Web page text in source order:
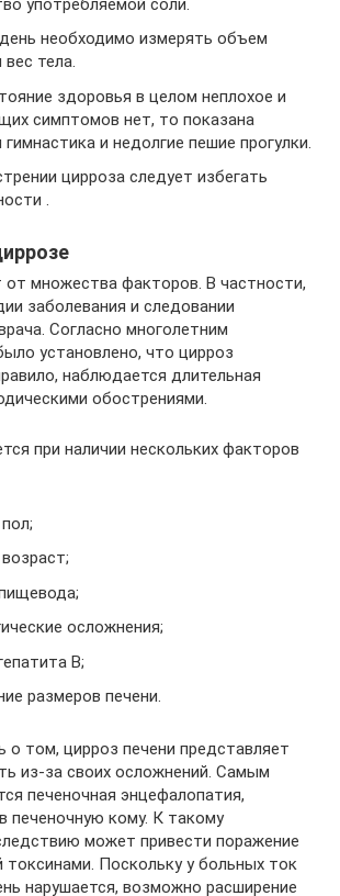
необходимо измерять объем
тела.
здоровья в целом неплохое и
симптомов нет, то показана
гимнастика и недолгие пешие прогулки.
цирроза следует избегать
.
от множества факторов. В частности,
заболевания и следовании
Согласно многолетним
установлено, что цирроз
наблюдается длительная
обострениями.
при наличии нескольких факторов
осложнения;
В;
размеров печени.
о том, цирроз печени представляет
из-за своих осложнений. Самым
печеночная энцефалопатия,
печеночную кому. К такому
может привести поражение
токсинами. Поскольку у больных ток
нарушается, возможно расширение